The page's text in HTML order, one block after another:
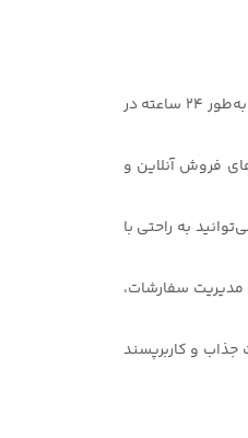
1.دسترس‌پذیری بیشتر و گسترش بازار: یکی از مزایای اصلی طراحی سایت صنایع آهنی این است که شما می‌توانید بازار هدف خود را گسترش دهید. از آنجایی که وب‌سایت‌ها به‌طور 24 ساعته در
فروش آنلاین و
به راحتی با
مدیریت سفارشات،
و کاربرپسند